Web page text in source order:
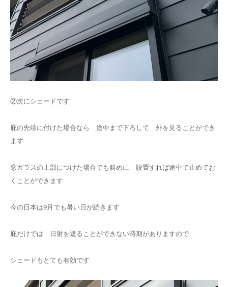
②次にシェードです
庇の先端に付けた場合なら 途中まで下ろして 外を見ることができ
ます
窓ガラスの上部につけた場合でも斜めに 設置すれば途中で止めてお
くことができます
今の日本は9月でも暑い日が続きます
庇だけでは 日射を遮ることができない時期がありますので
シェードもとても有効です